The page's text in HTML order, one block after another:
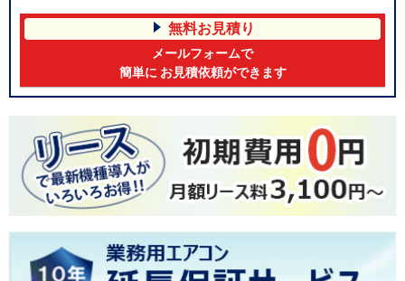
無料お見積り
メールフォームで
簡単に お見積依頼ができます